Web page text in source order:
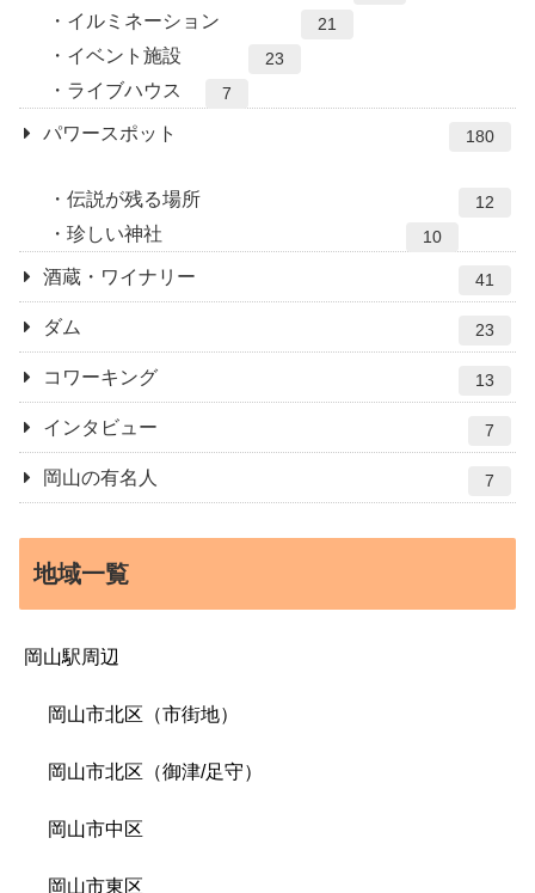
イルミネーション 21
イベント施設 23
ライブハウス 7
パワースポット 180
伝説が残る場所 12
珍しい神社 10
酒蔵・ワイナリー 41
ダム 23
コワーキング 13
インタビュー 7
岡山の有名人 7
地域一覧
岡山駅周辺
岡山市北区（市街地）
岡山市北区（御津/足守）
岡山市中区
岡山市東区